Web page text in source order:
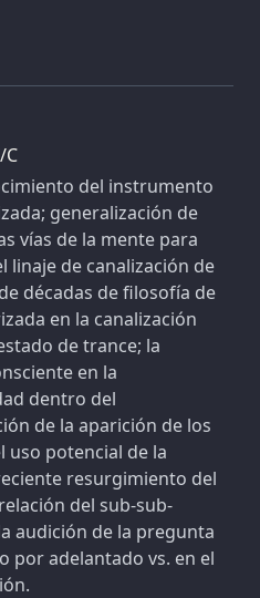
C
del instrumento
generalización de
vías de la mente para
linaje de canalización de
décadas de filosofía de
en la canalización
de trance; la
en la
dentro del
de la aparición de los
uso potencial de la
resurgimiento del
del sub-sub-
audición de la pregunta
por adelantado vs. en el